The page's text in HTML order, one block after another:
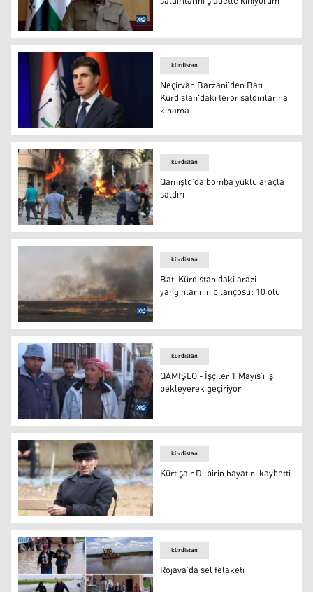
Başkan Barzani: Terör saldırılarını şiddetle kınıyorum
Neçirvan Barzani’den Batı Kürdistan'daki terör
kürdistan
Neçirvan Barzani’den Batı
Kürdistan'daki terör saldırılarına
kınama
Qamişlo’da bomba yüklü araçla saldırı
kürdistan
Qamişlo’da bomba yüklü araçla
saldırı
Batı Kürdistan’daki arazi yangınlarının bilançosu: 10 ölü
kürdistan
Batı Kürdistan’daki arazi
yangınlarının bilançosu: 10 ölü
QAMIŞLO - İşçiler 1 Mayıs’ı iş bekleyerek geçiriyor
kürdistan
QAMIŞLO - İşçiler 1 Mayıs’ı iş
bekleyerek geçiriyor
Kürt şair Dilbirin hayatını kaybetti
kürdistan
Kürt şair Dilbirin hayatını kaybetti
kürdistan
Rojava’da sel felaketi